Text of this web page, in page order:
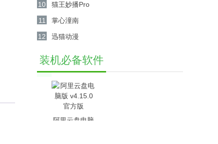
10 猫王妙播Pro
11 掌心潼南
12 迅猫动漫
装机必备软件
阿里云盘电脑